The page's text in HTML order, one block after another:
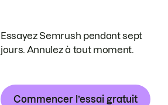
Essayez Semrush pendant sept
jours. Annulez à tout moment.
Commencer l’essai gratuit